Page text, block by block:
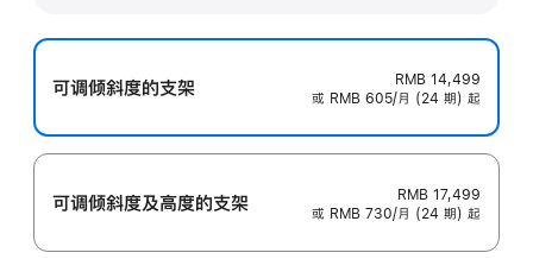
可调倾斜度的支架
RMB 14,499
或 RMB 605/月 (24 期) 起
可调倾斜度及高‍度的支‍架
RMB 17,499
或 RMB 730/月 (24 期) 起